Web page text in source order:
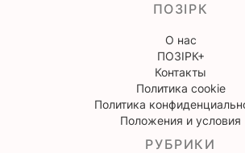
ПОЗІРК
О нас
ПОЗІРК+
Контакты
Политика cookie
Политика
Положения и условия
РУБРИКИ